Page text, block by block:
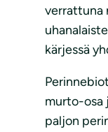
verrattuna
kärjessä
murto-osa
paljon